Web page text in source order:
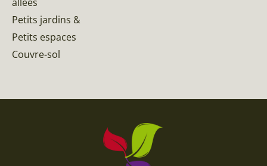
Petits jardins &
Petits espaces
Couvre-sol